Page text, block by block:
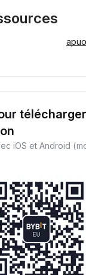
télécharger
iOS et Android